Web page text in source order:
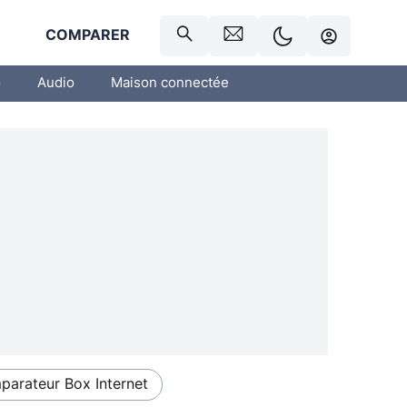
COMPARER
Audio Maison connectée
Box Internet